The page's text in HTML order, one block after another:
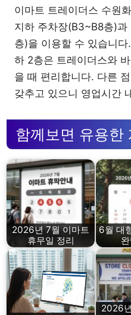
이마트 트레이더스 수원
지하 주차장(B3~B8층)
층)을 이용할 수 있습니
하 2층은 트레이더스와
을 때 편리합니다. 다른
갖추고 있으니 영업시간
함께보면 유용한
2026년 7월 이마트
휴무일 정리
6월 대
2026